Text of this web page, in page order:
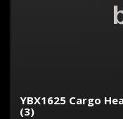
YBX1625 Cargo
(3)